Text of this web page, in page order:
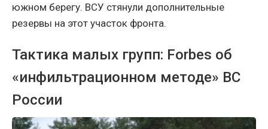
южном берегу. ВСУ стянули дополнительные
резервы на этот участок фронта.
Тактика малых групп: Forbes об
«инфильтрационном методе» ВС
России